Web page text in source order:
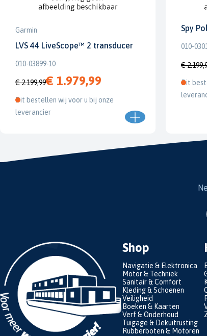
Garmin
LVS 44 LiveScope™ 2 transducer
010-03899-10
€ 2.199,99€ 1.979,99
Dit bestellen wij voor u bij onze
leverancier
Spy
010-
€
Dit
Shop
Navigatie & Elektronica
Motor & Techniek
Sanitair & Comfort
Kleding & Schoenen
Veiligheid
Boeken & Kaarten
Verf & Onderhoud
Tuigage & Dekuitrusting
Rubberboten & Motoren